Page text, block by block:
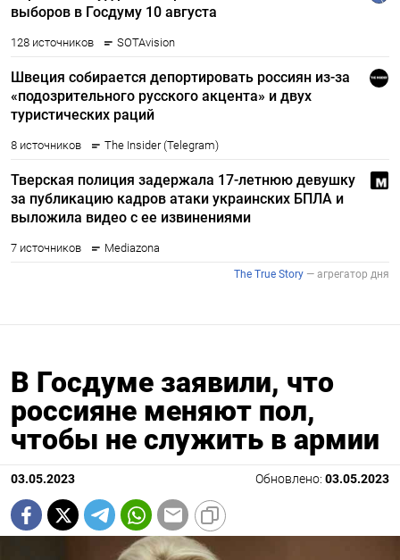
В Госдуме заявили, что
россияне меняют пол,
чтобы не служить в армии
03.05.2023 Обновлено: 03.05.2023